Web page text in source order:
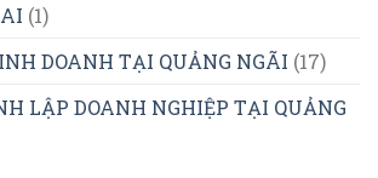
(1)
DOANH TẠI QUẢNG NGÃI (17)
LẬP DOANH NGHIỆP TẠI QUẢNG